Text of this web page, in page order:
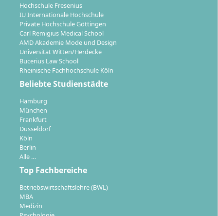
Im dritten Semester erstellst du deine Masterarbeit,
begleitet durch Kolloquium und individuelle
Betreuung.
In welchen Branchen und Funktionen
eröffnen sich Karrierechancen nach dem
Advanced Management Studium?
Der Masterabschluss qualifiziert dich für
anspruchsvolle Positionen in Unternehmen aller
Branchen mit wirtschaftswissenschaftlicher
Ausrichtung. Typische Tätigkeitsfelder nach Abschluss
sind:
Hochschule Fresenius
IU Internationale Hochschule
Private Hochschule Göttingen
Carl Remigius Medical School
AMD Akademie Mode und Design
Universität Witten/Herdecke
Bucerius Law School
Rheinische Fachhochschule Köln
Beliebte Studienstädte
Hamburg
München
Frankfurt
Düsseldorf
Köln
Berlin
Alle …
Top Fachbereiche
Betriebswirtschaftslehre (BWL)
MBA
Medizin